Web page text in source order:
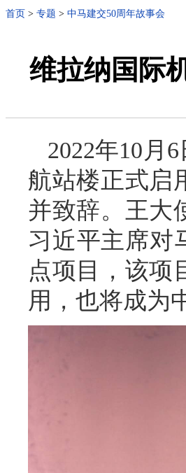
首页 > 专题 > 中马建交50周年故事会
维拉纳国际
2022年10月
航站楼正式启
并致辞。王大
习近平主席对
点项目，该项
用，也将成为